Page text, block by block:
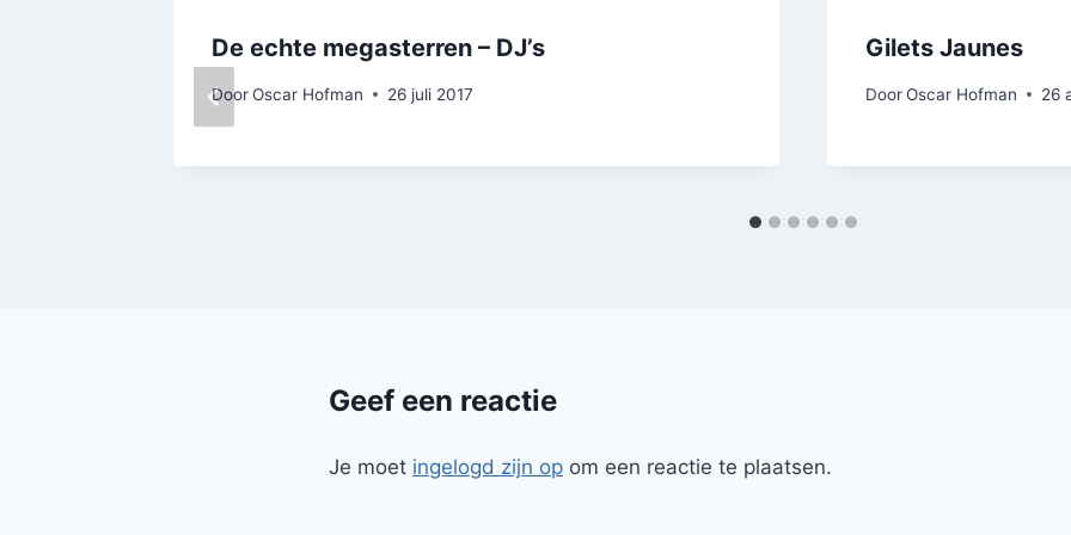
De echte megasterren – DJ’s
DoorOscar Hofman 26 juli 2017
Gilets Jaunes
DoorOscar Hofman 26
Geef een reactie
Je moet ingelogd zijn op om een reactie te plaatsen.